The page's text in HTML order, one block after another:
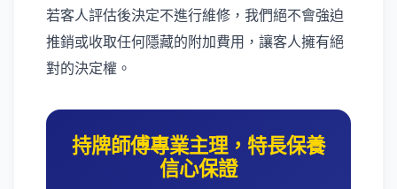
若客人評估後決定不進行維修，我們絕不會強迫
推銷或收取任何隱藏的附加費用，讓客人擁有絕
對的決定權。
持牌師傅專業主理，特長保養
信心保證